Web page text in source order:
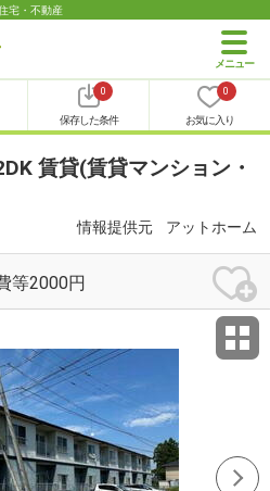
宅・不動産
0
保存した条件
0
お気に入り
賃貸(賃貸マンション・
情報提供元 アットホーム
等2000円